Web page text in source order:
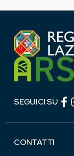
SEGUICI SU
CONTATTI